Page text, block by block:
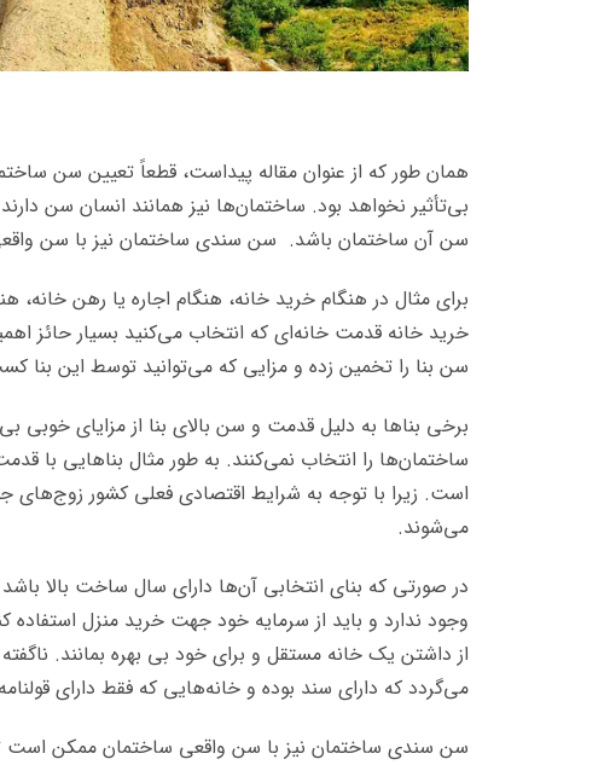
همان طور که از عنوان مقاله پیداست، قطعاً تعیین سن
بی‌تأثیر نخواهد بود. ساختمان‌ها نیز همانند انسان سن
سن آن ساختمان باشد. سن سندی ساختمان نیز با سن
برای مثال در هنگام خرید خانه، هنگام اجاره یا رهن خانه،
خرید خانه قدمت خانه‌ای که انتخاب می‌کنید بسیار حائز
سن بنا را تخمین زده و مزایی که می‌توانید توسط این بنا
برخی بناها به دلیل قدمت و سن بالای بنا از مزایای
ساختمان‌ها را انتخاب نمی‌کنند. به طور مثال بناهایی با
است. زیرا با توجه به شرایط اقتصادی فعلی کشور زوج‌های
می‌شوند.
در صورتی که بنای انتخابی آن‌ها دارای سال ساخت بالا
وجود ندارد و باید از سرمایه خود جهت خرید منزل
از داشتن یک خانه مستقل و برای خود بی بهره بمانند.
می‌گردد که دارای سند بوده و خانه‌هایی که فقط دارای
سن سندی ساختمان نیز با سن واقعی ساختمان ممکن است